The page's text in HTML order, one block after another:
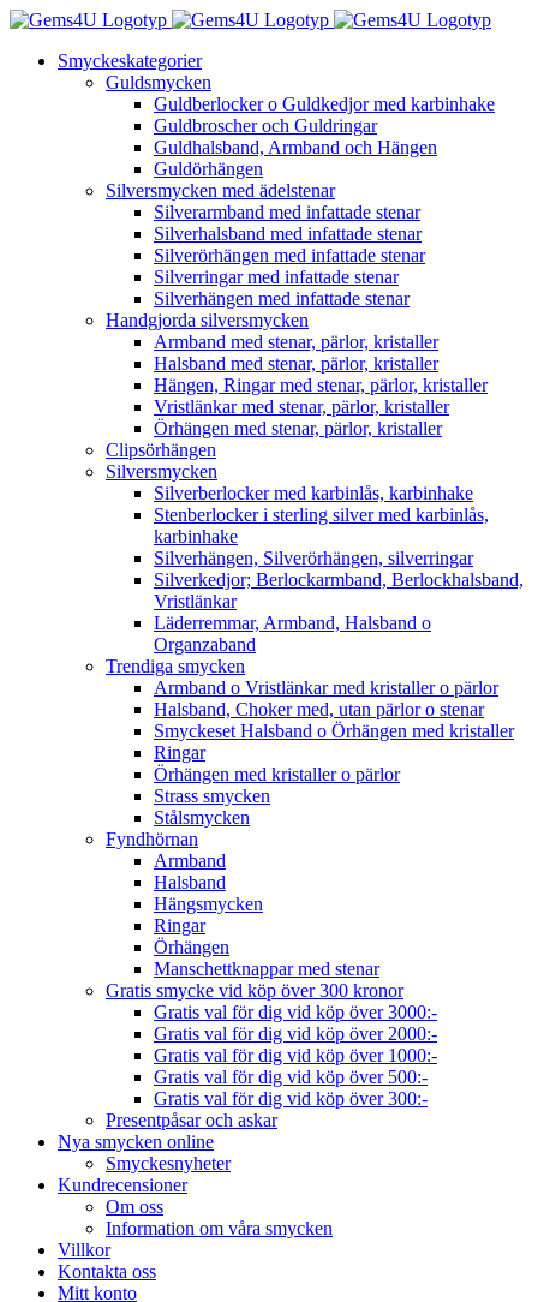
Fortsätt
innehålletSmyckeskategorier
Guldsmycken
Guldberlocker o Guldkedjor med karbinhake
Guldbroscher och Guldringar
Guldhalsband, Armband och Hängen
Guldörhängen
Silversmycken med ädelstenar
Silverarmband med infattade stenar
Silverhalsband med infattade stenar
Silverörhängen med infattade stenar
Silverringar med infattade stenar
Silverhängen med infattade stenar
Handgjorda silversmycken
Armband med stenar, pärlor, kristaller
Halsband med stenar, pärlor, kristaller
Hängen, Ringar med stenar, pärlor, kristaller
Vristlänkar med stenar, pärlor, kristaller
Örhängen med stenar, pärlor, kristaller
Clipsörhängen
Silversmycken
Silverberlocker med karbinlås, karbinhake
Stenberlocker i sterling silver med karbinlås,
karbinhake
Silverhängen, Silverörhängen, silverringar
Silverkedjor; Berlockarmband, Berlockhalsband,
Vristlänkar
Läderremmar, Armband, Halsband o
Organzaband
Trendiga smycken
Armband o Vristlänkar med kristaller o pärlor
Halsband, Choker med, utan pärlor o stenar
Smyckeset Halsband o Örhängen med kristaller
Ringar
Örhängen med kristaller o pärlor
Strass smycken
Stålsmycken
Fyndhörnan
Armband
Halsband
Hängsmycken
Ringar
Örhängen
Manschettknappar med stenar
Gratis smycke vid köp över 300 kronor
Gratis val för dig vid köp över 3000:-
Gratis val för dig vid köp över 2000:-
Gratis val för dig vid köp över 1000:-
Gratis val för dig vid köp över 500:-
Gratis val för dig vid köp över 300:-
Presentpåsar och askar
Nya smycken online
Smyckesnyheter
Kundrecensioner
Om oss
Information om våra smycken
Villkor
Kontakta oss
Mitt konto